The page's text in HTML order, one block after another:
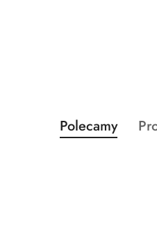
Pomiń karuzelę
Produkty
o
Polecamy